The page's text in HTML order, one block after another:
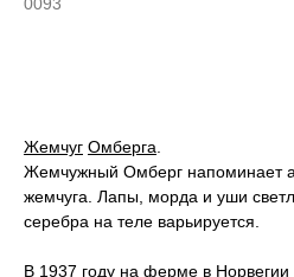
Жемчуг Омберга
Жемчужный Омберг напоминает
жемчуга. Лапы, морда и уши
серебра на теле варьируется.
В 1937 году на ферме в